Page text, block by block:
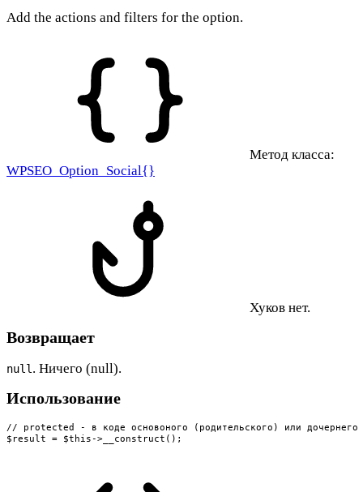
Add the actions and filters for the option.
Метод класса:
WPSEO_Option_Social{}
Хуков нет.
Возвращает
null . Ничего (null).
Использование
// protected - в коде основоного (родительского) или дочернего
$result = $this->__construct();